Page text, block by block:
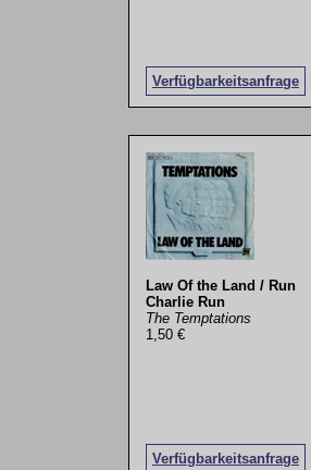
Verfügbarkeitsanfrage
Law Of the Land / Run
Charlie Run
The Temptations
1,50 €
Verfügbarkeitsanfrage